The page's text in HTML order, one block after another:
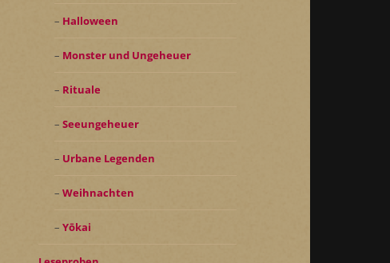
Halloween
Monster und Ungeheuer
Rituale
Seeungeheuer
Urbane Legenden
Weihnachten
Yōkai